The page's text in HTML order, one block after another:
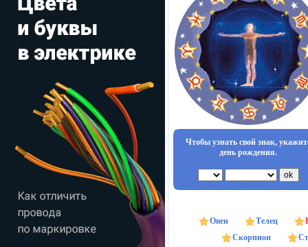
Чтобы узнать свой знак,
день рождения.
Овен Телец
Скорпион